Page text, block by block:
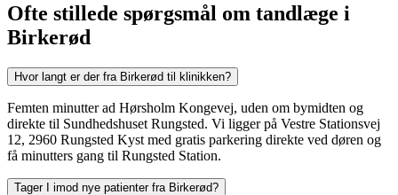
Ofte stillede spørgsmål om tandlæge i
Birkerød
Hvor langt er der fra Birkerød til klinikken?
Femten minutter ad Hørsholm Kongevej, uden om bymidten og
direkte til Sundhedshuset Rungsted. Vi ligger på Vestre Stationsvej
12, 2960 Rungsted Kyst med gratis parkering direkte ved døren og
få minutters gang til Rungsted Station.
Tager I imod nye patienter fra Birkerød?